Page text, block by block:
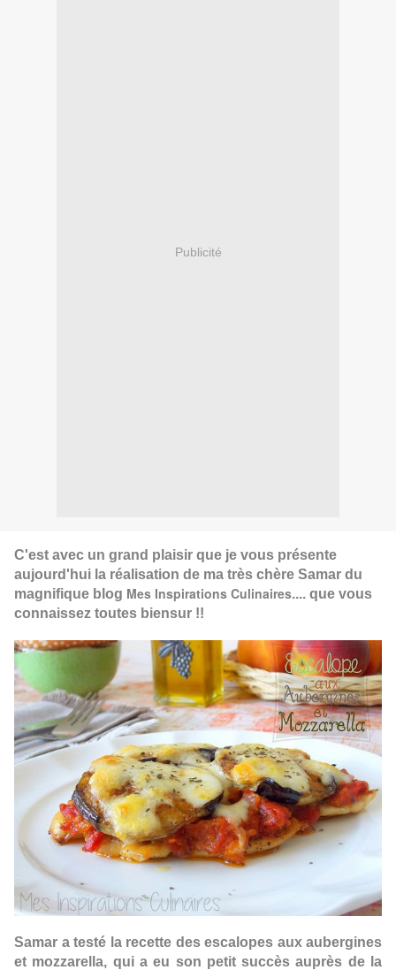
Publicité
C'est avec un grand plaisir que je vous présente
aujourd'hui la réalisation de ma très chère Samar du
magnifique blog Mes Inspirations Culinaires.... que vous
connaissez toutes biensur !!
Samar a testé la recette des escalopes aux aubergines
et mozzarella, qui a eu son petit succès auprès de la